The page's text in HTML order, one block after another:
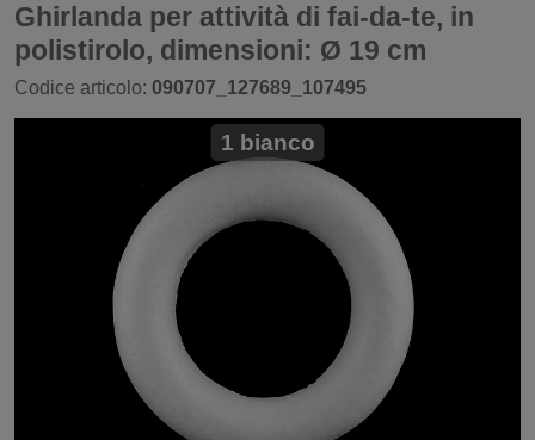
Ghirlanda per attività di fai-da-te, in
polistirolo, dimensioni: Ø 19 cm
Codice articolo: 090707_127689_107495
1 bianco